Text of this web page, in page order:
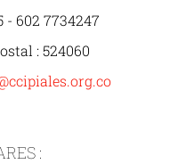
- 602 7734247
: 524060
: